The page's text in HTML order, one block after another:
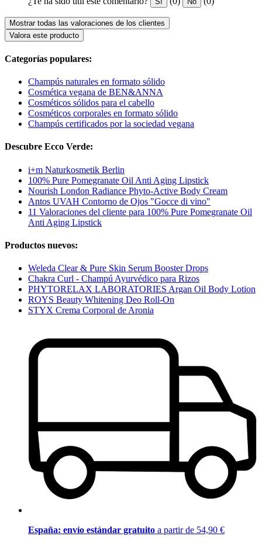
Mostrar todas las valoraciones de los clientes
Valora este producto
Categorías populares:
Champús naturales en formato sólido
Cosmética vegana de BEN&ANNA
Cosméticos sólidos para el cabello
Cosméticos corporales en formato sólido
Champús certificados por la sociedad vegana
Descubre Ecco Verde:
i+m Naturkosmetik Berlin
100% Pure Pomegranate Oil Anti Aging Lipstick
Nourish London Radiance Phyto-Active Body Cream
Antos UVAH Contorno de Ojos "Gocce di vino"
11 Valoraciones del cliente para 100% Pure Pomegranate Oil
Anti Aging Lipstick
Productos nuevos:
Weleda Clear & Pure Skin Serum Booster Drops
Chakra Curl - Champú Ayurvédico para Rizos
PHYTORELAX LABORATORIES Argan Oil Body Lotion
ROYS Beauty Whitening Deo Roll-On
STYX Crema Corporal de Aronia
España: envío estándar gratuito a partir de 54,90 €